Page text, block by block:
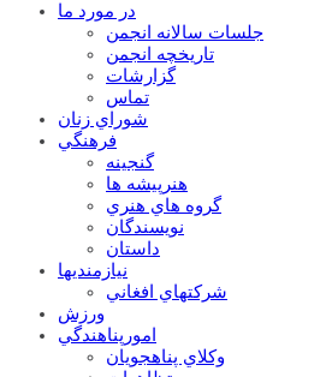
در مورد ما
جلسات سالانه انجمن
تاریخچه انجمن
گزارشات
تماس
شوراي زنان
فرهنگي
گنجينه
هنرپيشه ها
گروه هاي هنري
نويسندگان
داستان
نيازمنديها
شرکتهاي افغاني
ورزش
امورپناهندگي
وکلاي پناهجويان